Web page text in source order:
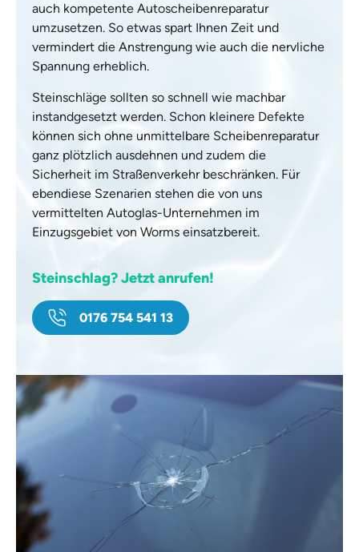
auch kompetente Autoscheibenreparatur
umzusetzen. So etwas spart Ihnen Zeit und
vermindert die Anstrengung wie auch die nervliche
Spannung erheblich.
Steinschläge sollten so schnell wie machbar
instandgesetzt werden. Schon kleinere Defekte
können sich ohne unmittelbare Scheibenreparatur
ganz plötzlich ausdehnen und zudem die
Sicherheit im Straßenverkehr beschränken. Für
ebendiese Szenarien stehen die von uns
vermittelten Autoglas-Unternehmen im
Einzugsgebiet von Worms einsatzbereit.
Steinschlag? Jetzt anrufen!
0176 754 541 13